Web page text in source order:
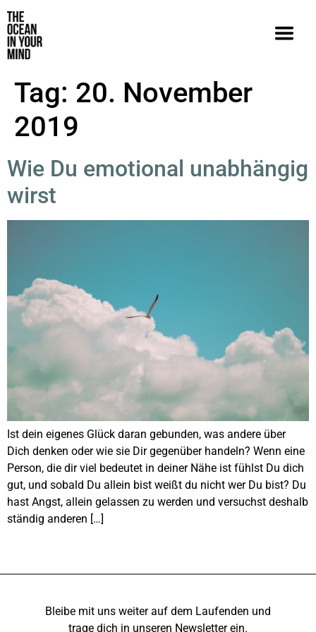
Tag: 20. November
2019
Wie Du emotional unabhängig
wirst
Ist dein eigenes Glück daran gebunden, was andere über
Dich denken oder wie sie Dir gegenüber handeln? Wenn eine
Person, die dir viel bedeutet in deiner Nähe ist fühlst Du dich
gut, und sobald Du allein bist weißt du nicht wer Du bist? Du
hast Angst, allein gelassen zu werden und versuchst deshalb
ständig anderen […]
Bleibe mit uns weiter auf dem Laufenden und
trage dich in unseren Newsletter ein.